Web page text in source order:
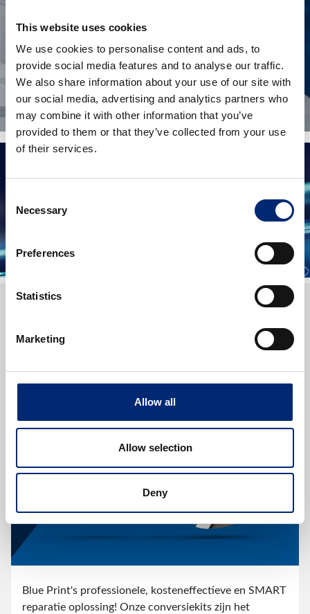
This website uses cookies
We use cookies to personalise content and ads, to
provide social media features and to analyse our traffic.
We also share information about your use of our site with
our social media, advertising and analytics partners who
may combine it with other information that you’ve
provided to them or that they’ve collected from your use
of their services.
Selection
Necessary
Preferences
Statistics
Marketing
Allow all
Allow selection
Deny
Think Clutch. Think Blue Print.
Blue Print's professionele, kosteneffectieve en SMART
reparatie oplossing! Onze conversiekits zijn het